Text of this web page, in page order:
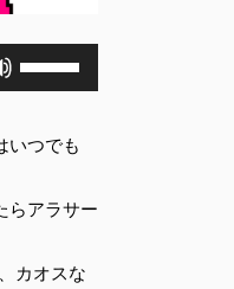
リ
ム
節
上
いつでも
らアラサー
カオスな